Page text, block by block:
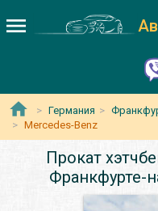
Германия
Mercedes-Benz
Прокат
Франкфурте-